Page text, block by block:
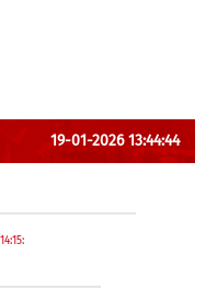
19-01-2026 13:44:44
: